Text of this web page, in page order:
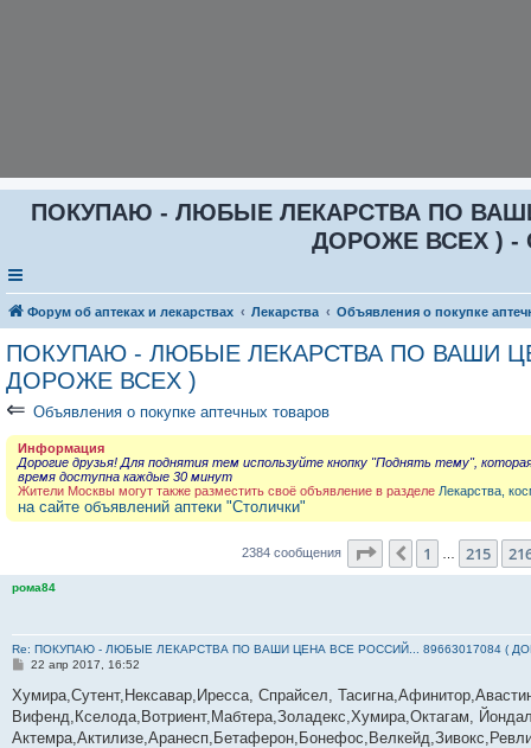
ПОКУПАЮ - ЛЮБЫЕ ЛЕКАРСТВА ПО ВАШИ
ДОРОЖЕ ВСЕХ ) -
Форум об аптеках и лекарствах Лекарства Объявления о покупке
ПОКУПАЮ - ЛЮБЫЕ ЛЕКАРСТВА ПО ВАШИ
ДОРОЖЕ ВСЕХ )
⇐ Объявления о покупке аптечных товаров
Информация
Дорогие друзья! Для поднятия тем используйте кнопку "Поднять тему",
время доступна каждые 30 минут
Жители Москвы могут также разместить своё объявление в разделе Лекарства,
на сайте объявлений аптеки "Столички"
2384 сообщения Страница 217из
Пред.
1 215
рома84
Re: ПОКУПАЮ - ЛЮБЫЕ ЛЕКАРСТВА ПО ВАШИ ЦЕНА ВСЕ РОССИЙ... 89663017084 (
С
о
б
щ
е
22 апр 2017, 16:52
Хумира,Сутент,Нексавар,Иресса, Спрайсел,
Вифенд,Кселода,Вотриент,Мабтера,Золадекс,Хумира,Октагам,